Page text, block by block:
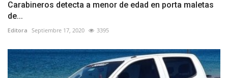
Carabineros detecta a menor de edad en porta maletas
de...
Editora Septiembre 17, 2020 3395